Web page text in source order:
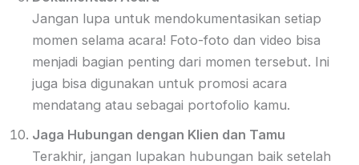
Jangan lupa untuk mendokumentasikan setiap
momen selama acara! Foto-foto dan video bisa
menjadi bagian penting dari momen tersebut. Ini
juga bisa digunakan untuk promosi acara
mendatang atau sebagai portofolio kamu.
Jaga Hubungan dengan Klien dan Tamu
Terakhir, jangan lupakan hubungan baik setelah